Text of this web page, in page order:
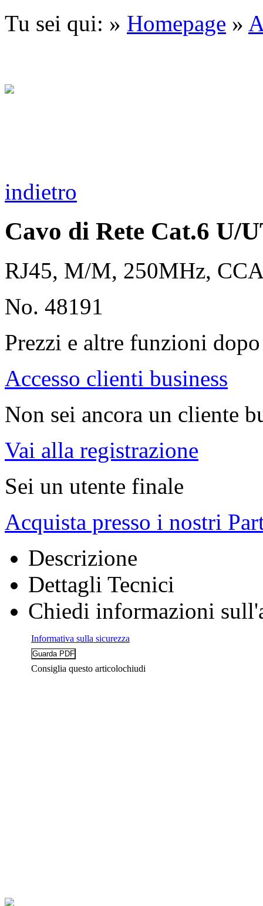
Tu sei qui: » Homepage »
indietro
Cavo di Rete Cat.6 U/
RJ45, M/M, 250MHz,
No. 48191
Prezzi e altre funzioni
Accesso clienti business
Non sei ancora un cliente
Vai alla registrazione
Sei un utente finale
Acquista presso i nostri
Descrizione
Dettagli Tecnici
Chiedi informazioni
Informativa sulla sicurezza
Consiglia questo articolochiudi